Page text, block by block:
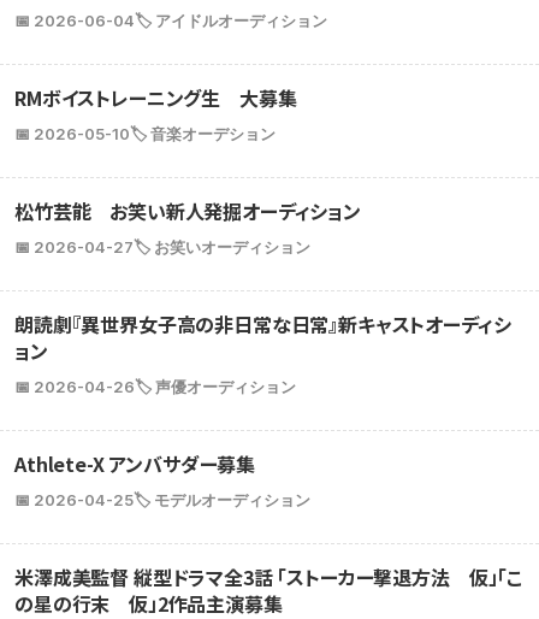
📅 2026-06-04🏷️ アイドルオーディション
RMボイストレーニング生 大募集
📅 2026-05-10🏷️ 音楽オーデション
松竹芸能 お笑い新人発掘オーディション
📅 2026-04-27🏷️ お笑いオーディション
朗読劇『異世界女子高の非日常な日常』新キャストオーディシ
ョン
📅 2026-04-26🏷️ 声優オーディション
Athlete-X アンバサダー募集
📅 2026-04-25🏷️ モデルオーディション
米澤成美監督 縦型ドラマ全3話 「ストーカー撃退方法 仮」「こ
の星の行末 仮」2作品主演募集